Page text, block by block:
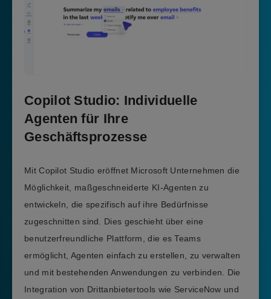
Copilot Studio: Individuelle
Agenten für Ihre
Geschäftsprozesse
Mit Copilot Studio eröffnet Microsoft Unternehmen die
Möglichkeit, maßgeschneiderte KI-Agenten zu
entwickeln, die spezifisch auf ihre Bedürfnisse
zugeschnitten sind. Dies geschieht über eine
benutzerfreundliche Plattform, die es Teams
ermöglicht, Agenten einfach zu erstellen, zu verwalten
und mit bestehenden Anwendungen zu verbinden. Die
Integration von Drittanbietertools wie ServiceNow und